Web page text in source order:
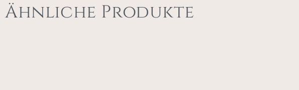
Ähnliche Produkte